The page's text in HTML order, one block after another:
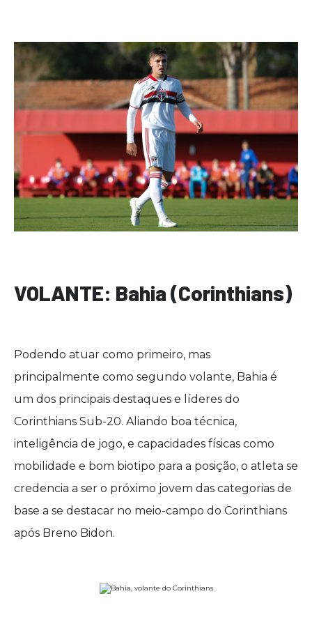
VOLANTE: Bahia (Corinthians)
Podendo atuar como primeiro, mas
principalmente como segundo volante, Bahia é
um dos principais destaques e líderes do
Corinthians Sub-20. Aliando boa técnica,
inteligência de jogo, e capacidades físicas como
mobilidade e bom biotipo para a posição, o atleta se
credencia a ser o próximo jovem das categorias de
base a se destacar no meio-campo do Corinthians
após Breno Bidon.